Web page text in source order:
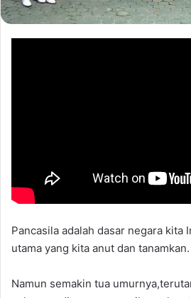
Pancasila adalah dasar negara kita
utama yang kita anut dan tanamkan.
Namun semakin tua